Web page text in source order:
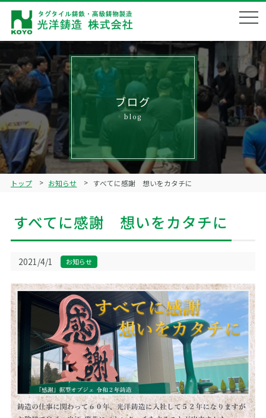
会社概要
Corporate profile
企業理念
Philosophy
製品ラインナップ
鋳造技術
Technical
品質管理
ブログ
Blog
English お問い合わせ
ブログ
blog
トップ お知らせ すべてに感謝 想いをカタチに
すべてに感謝 想いをカタチに
2021/4/1 お知らせ